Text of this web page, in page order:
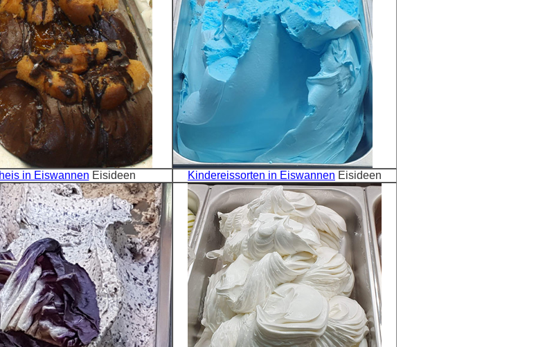
in Eiswannen Eisideen Kindereissorten in Eiswannen Eisideen